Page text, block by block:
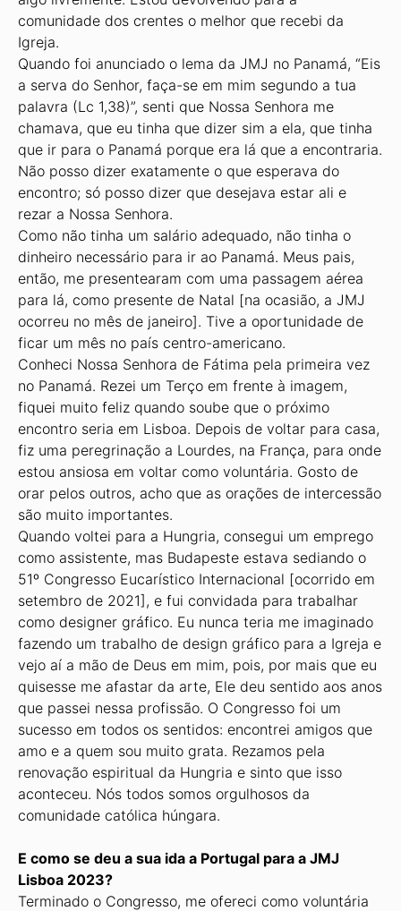
comunidade dos crentes o melhor que recebi da
Igreja.
Quando foi anunciado o lema da JMJ no Panamá, “Eis
a serva do Senhor, faça-se em mim segundo a tua
palavra (Lc 1,38)”, senti que Nossa Senhora me
chamava, que eu tinha que dizer sim a ela, que tinha
que ir para o Panamá porque era lá que a encontraria.
Não posso dizer exatamente o que esperava do
encontro; só posso dizer que desejava estar ali e
rezar a Nossa Senhora.
Como não tinha um salário adequado, não tinha o
dinheiro necessário para ir ao Panamá. Meus pais,
então, me presentearam com uma passagem aérea
para lá, como presente de Natal [na ocasião, a JMJ
ocorreu no mês de janeiro]. Tive a oportunidade de
ficar um mês no país centro-americano.
Conheci Nossa Senhora de Fátima pela primeira vez
no Panamá. Rezei um Terço em frente à imagem,
fiquei muito feliz quando soube que o próximo
encontro seria em Lisboa. Depois de voltar para casa,
fiz uma peregrinação a Lourdes, na França, para onde
estou ansiosa em voltar como voluntária. Gosto de
orar pelos outros, acho que as orações de intercessão
são muito importantes.
Quando voltei para a Hungria, consegui um emprego
como assistente, mas Budapeste estava sediando o
51º Congresso Eucarístico Internacional [ocorrido em
setembro de 2021], e fui convidada para trabalhar
como designer gráfico. Eu nunca teria me imaginado
fazendo um trabalho de design gráfico para a Igreja e
vejo aí a mão de Deus em mim, pois, por mais que eu
quisesse me afastar da arte, Ele deu sentido aos anos
que passei nessa profissão. O Congresso foi um
sucesso em todos os sentidos: encontrei amigos que
amo e a quem sou muito grata. Rezamos pela
renovação espiritual da Hungria e sinto que isso
aconteceu. Nós todos somos orgulhosos da
comunidade católica húngara.
E como se deu a sua ida a Portugal para a JMJ
Lisboa 2023?
Terminado o Congresso, me ofereci como voluntária